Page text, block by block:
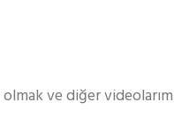
ve diğer